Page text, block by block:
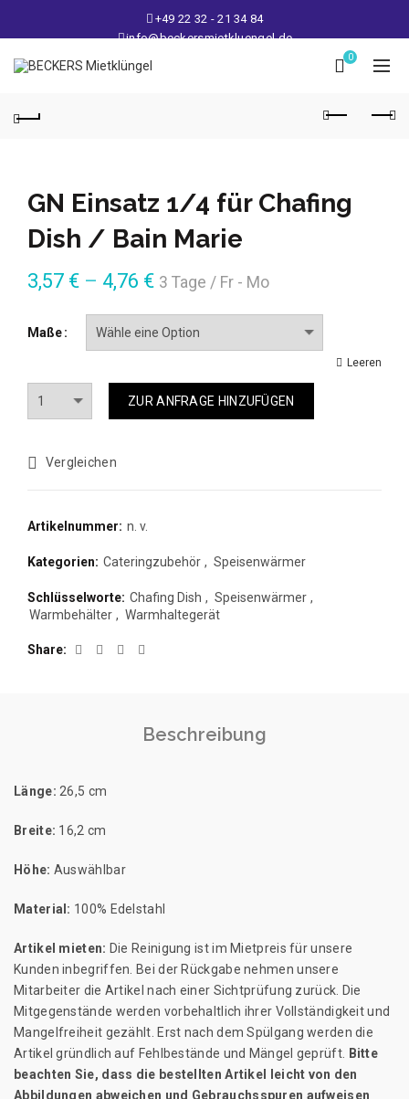
+49 22 32 - 21 34 84
info@beckersmietkluengel.de
Lager: Gutenbergstraße 1 - 50389 Wesseling
Mo - Fr: 9 – 17 Uhr, Sa: 9 – 12 Uhr
0
GN Einsatz 1/4 für Chafing
Dish / Bain Marie
3,57 € – 4,76 € 3 Tage / Fr - Mo
Maße
Leeren
ZUR ANFRAGE HINZUFÜGEN
Vergleichen
Artikelnummer: n. v.
Kategorien: Cateringzubehör , Speisenwärmer
Schlüsselworte: Chafing Dish , Speisenwärmer ,
Warmbehälter , Warmhaltegerät
Share
Beschreibung
Länge: 26,5 cm
Breite: 16,2 cm
Höhe: Auswählbar
Material: 100% Edelstahl
Artikel mieten: Die Reinigung ist im Mietpreis für unsere
Kunden inbegriffen. Bei der Rückgabe nehmen unsere
Mitarbeiter die Artikel nach einer Sichtprüfung zurück. Die
Mitgegenstände werden vorbehaltlich ihrer Vollständigkeit und
Mangelfreiheit gezählt. Erst nach dem Spülgang werden die
Artikel gründlich auf Fehlbestände und Mängel geprüft.
Bitte
beachten Sie, dass die bestellten Artikel leicht von den
Abbildungen abweichen und Gebrauchsspuren aufweisen